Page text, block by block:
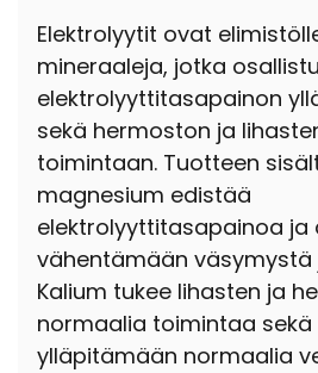
Elektrolyytit ovat
mineraaleja, jotka
elektrolyyttitasapainon
sekä hermoston ja
toimintaan. Tuotteen
magnesium edistää
elektrolyyttitasapainoa ja
vähentämään väsymystä
Kalium tukee lihasten ja
normaalia toimintaa
ylläpitämään normaalia